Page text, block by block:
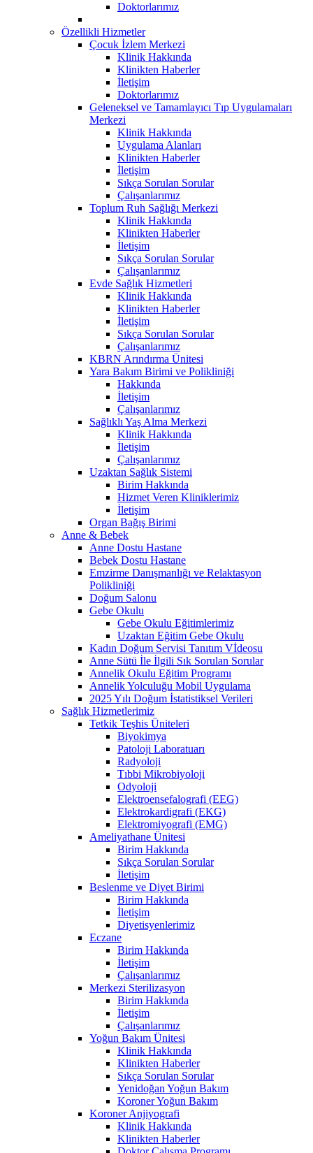
Doktorlarımız
Özellikli Hizmetler
Çocuk İzlem Merkezi
Klinik Hakkında
Klinikten Haberler
İletişim
Doktorlarımız
Geleneksel ve Tamamlayıcı Tıp Uygulamaları
Merkezi
Klinik Hakkında
Uygulama Alanları
Klinikten Haberler
İletişim
Sıkça Sorulan Sorular
Çalışanlarımız
Toplum Ruh Sağlığı Merkezi
Klinik Hakkında
Klinikten Haberler
İletişim
Sıkça Sorulan Sorular
Çalışanlarımız
Evde Sağlık Hizmetleri
Klinik Hakkında
Klinikten Haberler
İletişim
Sıkça Sorulan Sorular
Çalışanlarımız
KBRN Arındırma Ünitesi
Yara Bakım Birimi ve Polikliniği
Hakkında
İletişim
Çalışanlarımız
Sağlıklı Yaş Alma Merkezi
Klinik Hakkında
İletişim
Çalışanlarımız
Uzaktan Sağlık Sistemi
Birim Hakkında
Hizmet Veren Kliniklerimiz
İletişim
Organ Bağış Birimi
Anne & Bebek
Anne Dostu Hastane
Bebek Dostu Hastane
Emzirme Danışmanlığı ve Relaktasyon
Polikliniği
Doğum Salonu
Gebe Okulu
Gebe Okulu Eğitimlerimiz
Uzaktan Eğitim Gebe Okulu
Kadın Doğum Servisi Tanıtım Vİdeosu
Anne Sütü İle İlgili Sık Sorulan Sorular
Annelik Okulu Eğitim Programı
Annelik Yolculuğu Mobil Uygulama
2025 Yılı Doğum İstatistiksel Verileri
Sağlık Hizmetlerimiz
Tetkik Teşhis Üniteleri
Biyokimya
Patoloji Laboratuarı
Radyoloji
Tıbbi Mikrobiyoloji
Odyoloji
Elektroensefalografi (EEG)
Elektrokardigrafi (EKG)
Elektromiyografi (EMG)
Ameliyathane Ünitesi
Birim Hakkında
Sıkça Sorulan Sorular
İletişim
Beslenme ve Diyet Birimi
Birim Hakkında
İletişim
Diyetisyenlerimiz
Eczane
Birim Hakkında
İletişim
Çalışanlarımız
Merkezi Sterilizasyon
Birim Hakkında
İletişim
Çalışanlarımız
Yoğun Bakım Ünitesi
Klinik Hakkında
Klinikten Haberler
Sıkça Sorulan Sorular
Yenidoğan Yoğun Bakım
Koroner Yoğun Bakım
Koroner Anjiyografi
Klinik Hakkında
Klinikten Haberler